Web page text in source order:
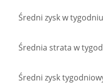
Średni zysk w
Średnia strata w
Średni zysk